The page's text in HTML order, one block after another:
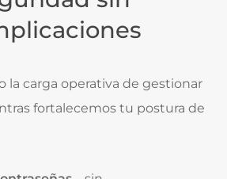
la carga operativa de gestionar
fortalecemos tu postura de